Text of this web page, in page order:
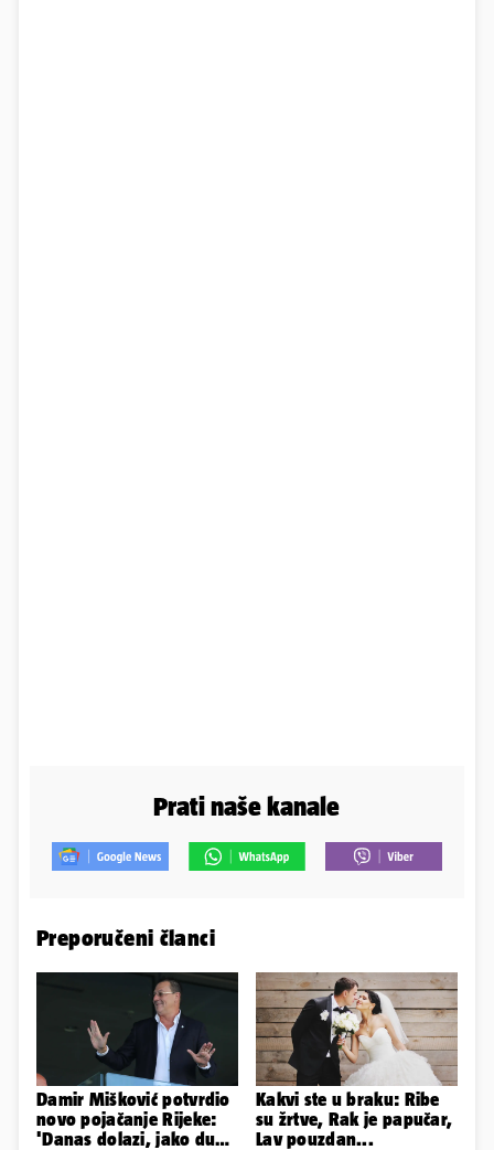
Prati naše kanale
Preporučeni članci
Damir Mišković potvrdio
novo pojačanje Rijeke:
'Danas dolazi, jako dugo
Kakvi ste u braku: Ribe
su žrtve, Rak je papučar,
Lav pouzdan...